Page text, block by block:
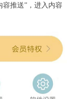
容推送”，进入内容